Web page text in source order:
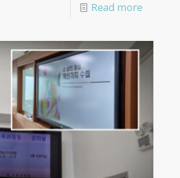
Read more